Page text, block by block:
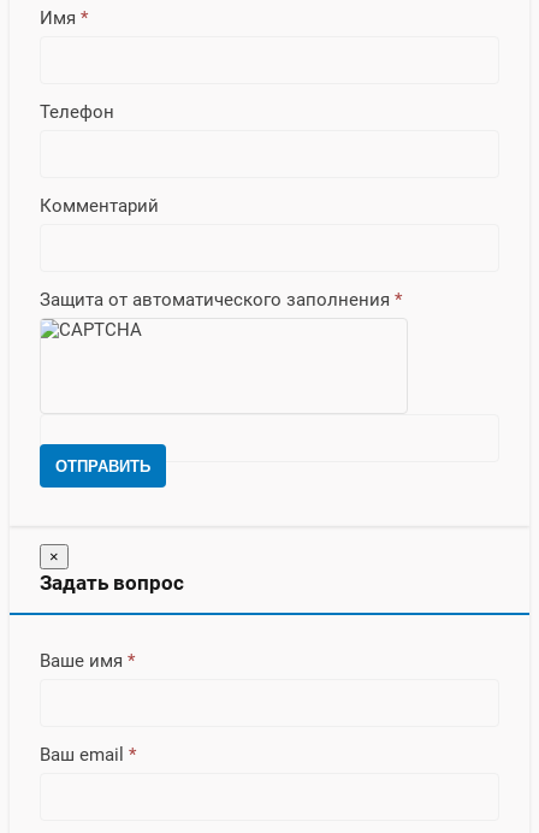
Имя *
Телефон
Комментарий
Защита от автоматического заполнения *
ОТПРАВИТЬ
×
Задать вопрос
Ваше имя *
Ваш email *